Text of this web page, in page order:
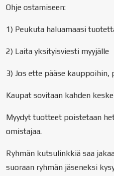
Ohje ostamiseen:
1) Peukuta haluamaasi
2) Laita yksityisviesti myyjälle
3) Jos ette pääse
Kaupat sovitaan kahden
Myydyt tuotteet poistetaan
omistajaa.
Ryhmän kutsulinkkiä saa
suoraan ryhmän jäseneksi